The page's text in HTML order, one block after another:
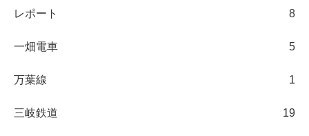
レポート 8
一畑電車 5
万葉線 1
三岐鉄道 19